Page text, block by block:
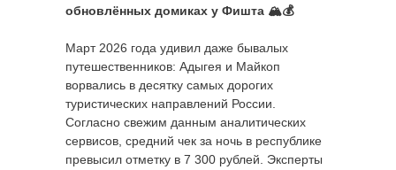
обновлённых домиках у Фишта 🏔️💰
Март 2026 года удивил даже бывалых
путешественников: Адыгея и Майкоп
ворвались в десятку самых дорогих
туристических направлений России.
Согласно свежим данным аналитических
сервисов, средний чек за ночь в республике
превысил отметку в 7 300 рублей. Эксперты